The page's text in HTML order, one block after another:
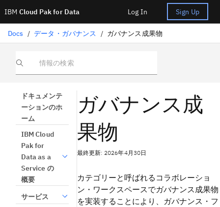
IBM Cloud Pak for Data Log In Sign Up
Docs / データ・ガバナンス / ガバナンス成果物
情報の検索
ドキュメンテ
ーションのホ
ーム
IBM Cloud
Pak for
Data as a
Service の
概要
サービス
ガバナンス成
果物
最終更新: 2026年4月30日
カテゴリーと呼ばれるコラボレーショ
ン・ワークスペースでガバナンス成果物
を実装することにより、ガバナンス・フ